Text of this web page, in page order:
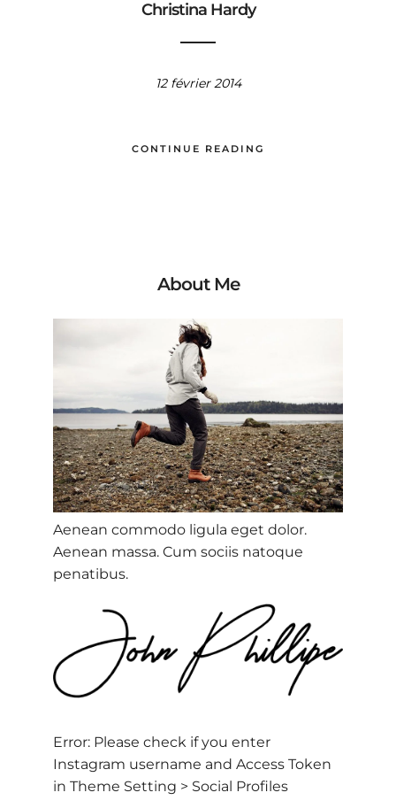
Christina Hardy
12 février 2014
CONTINUE READING
About Me
Aenean commodo ligula eget dolor.
Aenean massa. Cum sociis natoque
penatibus.
Error: Please check if you enter
Instagram username and Access Token
in Theme Setting > Social Profiles